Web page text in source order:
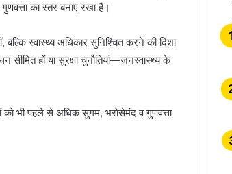
का स्तर बनाए रखा है।
स्वास्थ्य अधिकार सुनिश्चित करने की दिशा
हों या सुरक्षा चुनौतियां—जनस्वास्थ्य के
को भी पहले से अधिक सुगम, भरोसेमंद व गुणवत्ता